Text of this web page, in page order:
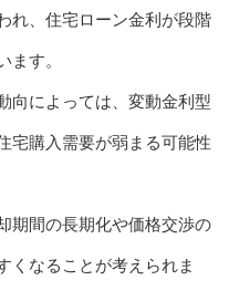
れ、住宅ローン金利が段階
ます。
向によっては、変動金利型
宅購入需要が弱まる可能性
期間の長期化や価格交渉の
くなることが考えられま